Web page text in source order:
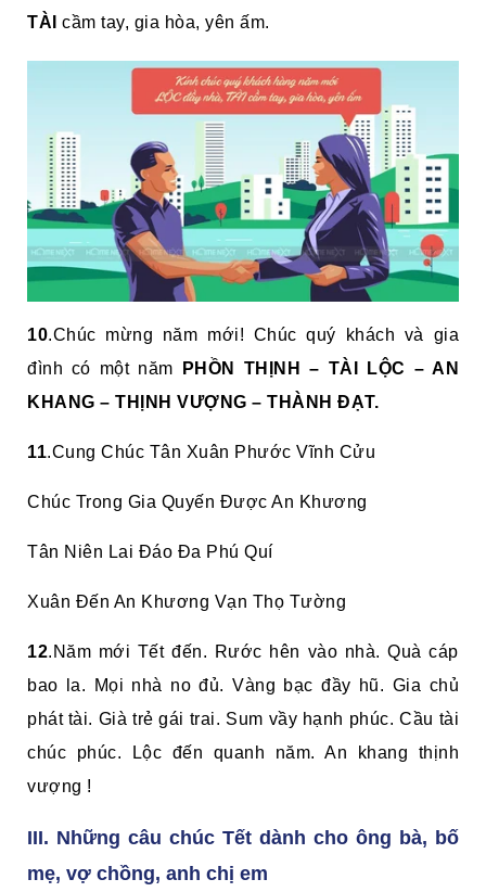
TÀI cầm tay, gia hòa, yên ấm.
10.Chúc mừng năm mới! Chúc quý khách và gia
đình có một năm
PHỒN THỊNH – TÀI LỘC – AN
KHANG – THỊNH VƯỢNG – THÀNH ĐẠT.
11.Cung Chúc Tân Xuân Phước Vĩnh Cửu
Chúc Trong Gia Quyến Được An Khương
Tân Niên Lai Đáo Đa Phú Quí
Xuân Đến An Khương Vạn Thọ Tường
12.Năm mới Tết đến. Rước hên vào nhà. Quà cáp
bao la. Mọi nhà no đủ. Vàng bạc đầy hũ. Gia chủ
phát tài. Già trẻ gái trai. Sum vầy hạnh phúc. Cầu tài
chúc phúc. Lộc đến quanh năm. An khang thịnh
vượng !
III. Những câu chúc Tết dành cho ông bà, bố
mẹ, vợ chồng, anh chị em